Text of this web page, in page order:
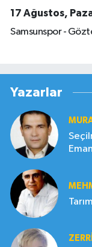
17 Ağustos,
Samsunspor -
Yazarlar